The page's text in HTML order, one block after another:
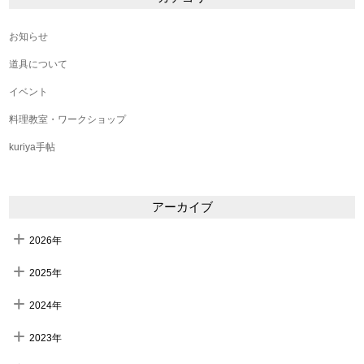
お知らせ
道具について
イベント
料理教室・ワークショップ
kuriya手帖
アーカイブ
2026年
2025年
2024年
2023年